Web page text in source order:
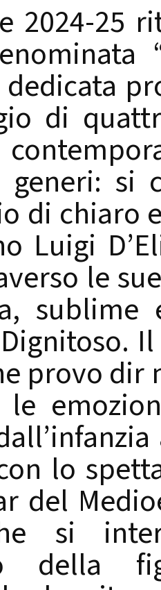
2024-25
di
si
di chiaro
Luigi
le
sublime
provo dir
le
lo
del
si
della